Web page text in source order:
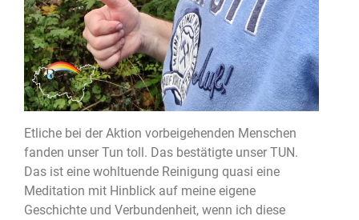
Etliche bei der Aktion vorbeigehenden Menschen
fanden unser Tun toll. Das bestätigte unser TUN.
Das ist eine wohltuende Reinigung quasi eine
Meditation mit Hinblick auf meine eigene
Geschichte und Verbundenheit, wenn ich diese